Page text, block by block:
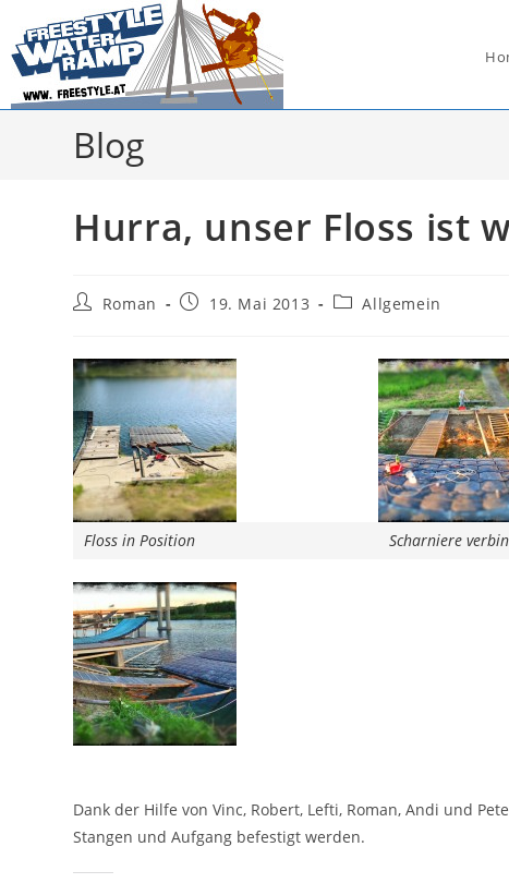
Inhalt
springen
Blog
Hurra, unser Floss ist
Beitrags-
Roman
Beitrag19. Mai 2013
Beitrags-
Allgemein
Floss in Position Scharniere
Dank der Hilfe von Vinc, Robert, Lefti, Roman, Andi und
Stangen und Aufgang befestigt werden.